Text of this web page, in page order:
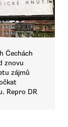
Čechách
znovu
zájmů
Repro DR